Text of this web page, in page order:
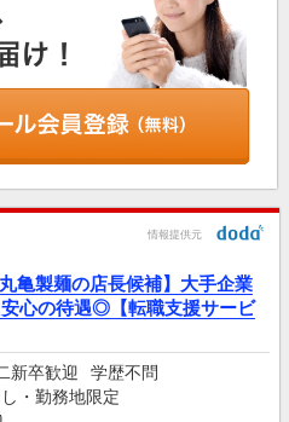
情報提供元
亀製麺の店長候補】大手企業
心の待遇◎【転職支援サービ
新卒歓迎
学歴不問
・勤務地限定